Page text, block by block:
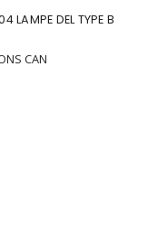
LAMPE DEL TYPE B
CAN